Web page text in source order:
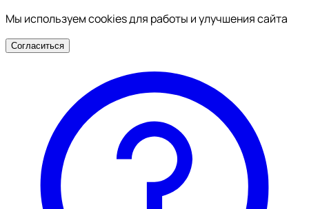
Мы используем cookies для работы и улучшения сайта
Согласиться